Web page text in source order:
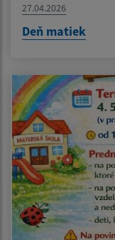
27.04.2026
Deň matiek